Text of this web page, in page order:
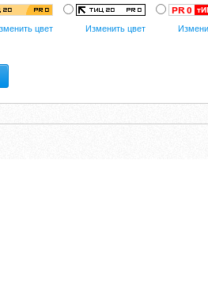
цвет Изменить цвет